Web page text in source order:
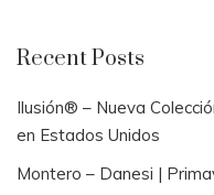
Recent Posts
Ilusión® – Nueva
en Estados Unidos
Montero – Danesi |